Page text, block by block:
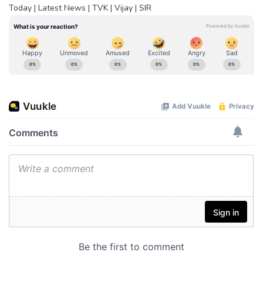
Today | Latest News | TVK | Vijay | SIR